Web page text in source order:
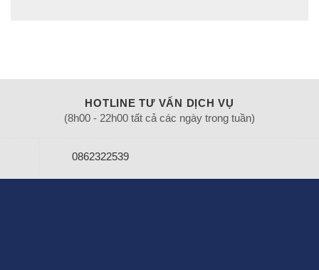
HOTLINE TƯ VẤN DỊCH VỤ
(8h00 - 22h00 tất cả các ngày trong tuần)
0862322539